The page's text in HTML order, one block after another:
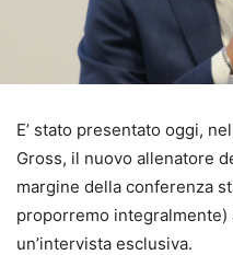
E’ stato presentato oggi,
Gross, il nuovo allenatore
margine della conferenza
proporremo integralmente)
un’intervista esclusiva.